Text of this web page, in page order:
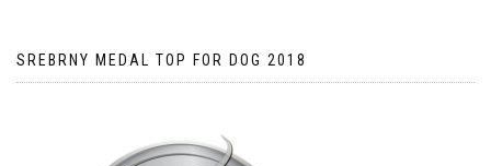
SREBRNY MEDAL TOP FOR DOG 2018